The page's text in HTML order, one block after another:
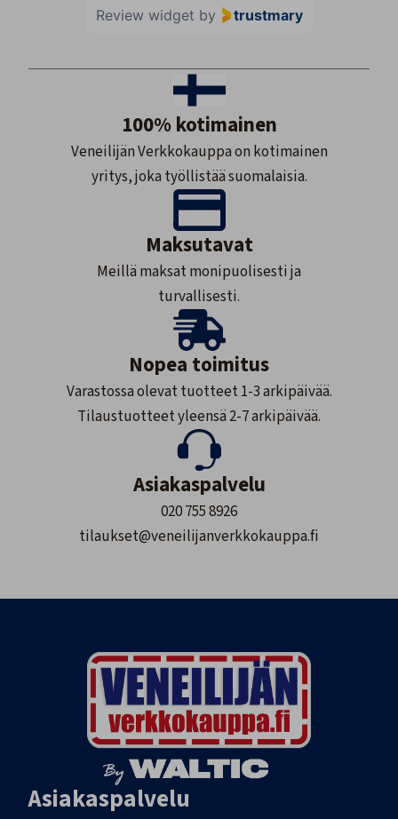
Review widget by trustmary
100% kotimainen
Veneilijän Verkkokauppa on kotimainen
yritys, joka työllistää suomalaisia.
Maksutavat
Meillä maksat monipuolisesti ja
turvallisesti.
Nopea toimitus
Varastossa olevat tuotteet 1-3 arkipäivää.
Tilaustuotteet yleensä 2-7 arkipäivää.
Asiakaspalvelu
020 755 8926
tilaukset@veneilijanverkkokauppa.fi
Asiakaspalvelu